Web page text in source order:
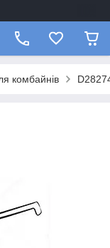
комбайнів